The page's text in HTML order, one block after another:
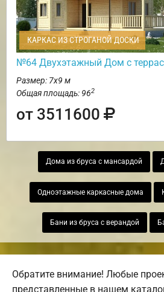
КАРКАС ИЗ СТРОГАНОЙ ДОСКИ
№64 Двухэтажный Дом с
Размер: 7х9 м
Общая площадь: 962
от 3511600
Дома из бруса с мансардой
Одноэтажные каркасные дома
Бани из бруса с верандой
Обратите внимание! Любые
представленные в нашем